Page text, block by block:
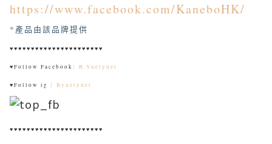
https://www.facebook.com/KaneboHK/
*產品由該品牌提供
♥♥♥♥♥♥♥♥♥♥♥♥♥♥♥♥♥♥♥♥♥♥
♥Follow Facebook: B.Yuetyuet
♥Follow ig : Byuetyuet
♥♥♥♥♥♥♥♥♥♥♥♥♥♥♥♥♥♥♥♥♥♥